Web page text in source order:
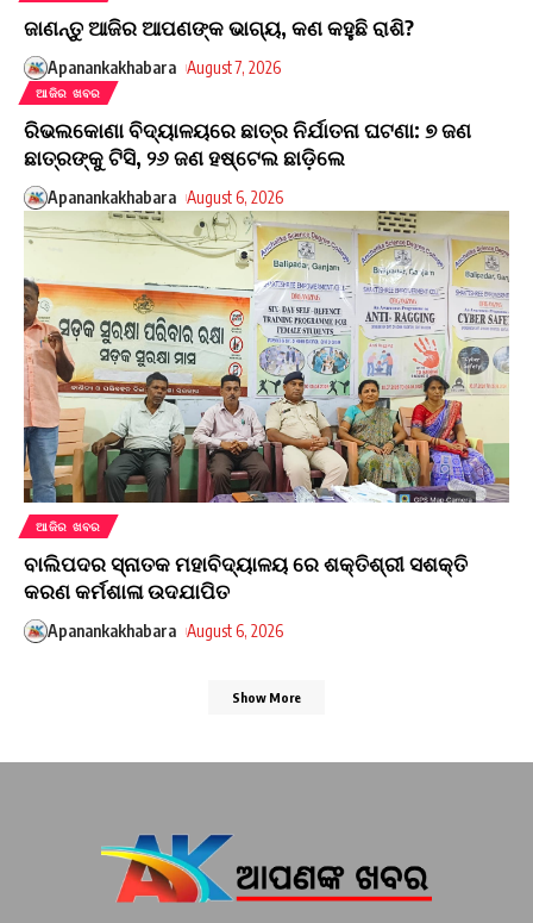
ଜାଣନ୍ତୁ ଆଜିର ଆପଣଙ୍କ ଭାଗ୍ୟ, କଣ କହୁଛି ରାଶି?
Apanankakhabara August 7, 2026
ଆଜିର ଖବର
ରିଭଲକୋଣା ବିଦ୍ୟାଳୟରେ ଛାତ୍ର ନିର୍ଯାତନା ଘଟଣା: ୭ ଜଣ
ଛାତ୍ରଙ୍କୁ ଟିସି, ୨୬ ଜଣ ହଷ୍ଟେଲ ଛାଡ଼ିଲେ
Apanankakhabara August 6, 2026
ଆଜିର ଖବର
ବାଲିପଦର ସ୍ନାତକ ମହାବିଦ୍ୟାଳୟ ରେ ଶକ୍ତିଶ୍ରୀ ସଶକ୍ତି
କରଣ କର୍ମଶାଳା ଉଦଯାପିତ
Apanankakhabara August 6, 2026
Show More